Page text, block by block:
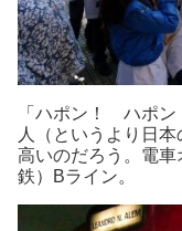
「ハポン！ ハポン
人（というより日
高いのだろう。電
鉄）Bライン。